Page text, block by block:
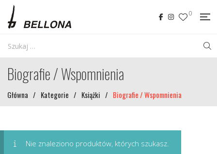
0
Biografie / Wspomnienia
Główna / Kategorie / Książki / Biografie / Wspomnienia
Nie znaleziono produktów, których szukasz.